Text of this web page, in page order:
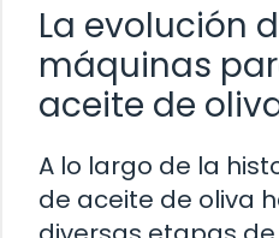
La evolución
máquinas
aceite de
A lo largo de la
de aceite de oliva